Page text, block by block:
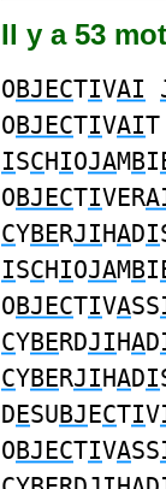
Il y a 53
OBJECTIVAI
OBJECTIVAIT
ISCHIOJAMBI
OBJECTIVER
CYBERJIHADI
ISCHIOJAMBI
OBJECTIVASS
CYBERDJIHAD
CYBERJIHADI
DESUBJECTIV
OBJECTIVASS